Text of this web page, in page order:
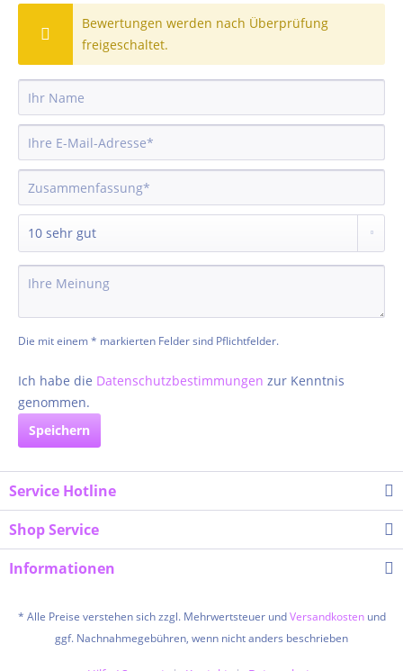
Bewertungen werden nach Überprüfung
freigeschaltet.
Die mit einem * markierten Felder sind Pflichtfelder.
Ich habe die Datenschutzbestimmungen zur Kenntnis
genommen.
Speichern
Service Hotline
Shop Service
Informationen
* Alle Preise verstehen sich zzgl. Mehrwertsteuer undVersandkostenund
ggf. Nachnahmegebühren, wenn nicht anders beschrieben